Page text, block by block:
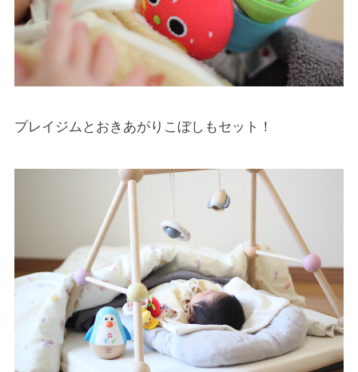
プレイジムとおきあがりこぼしもセット！